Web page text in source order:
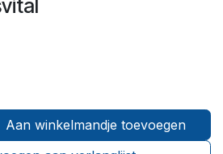
Aan winkelmandje toevoegen